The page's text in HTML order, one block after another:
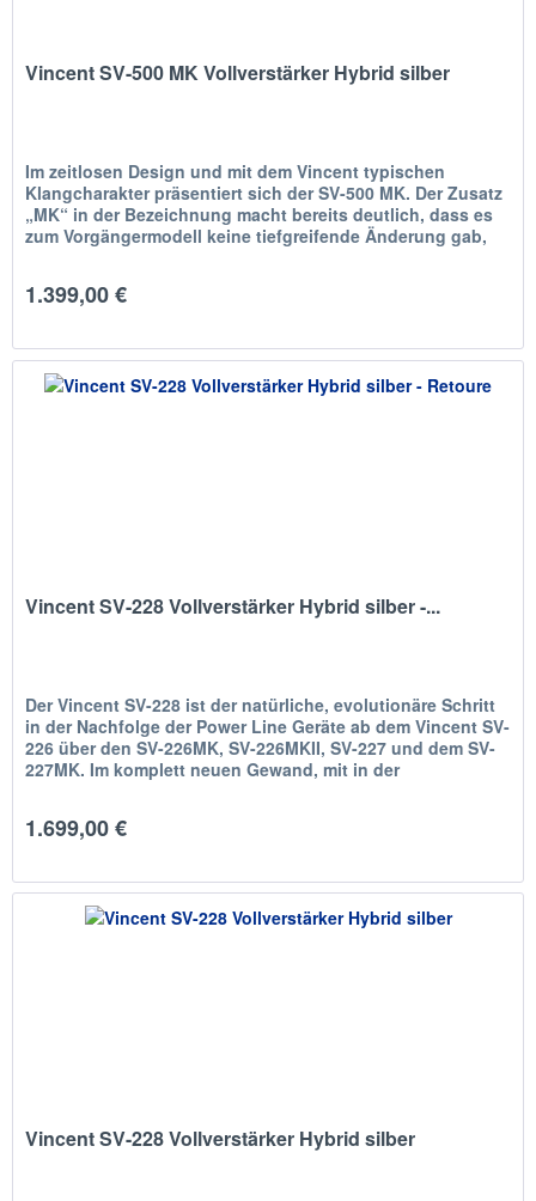
Vincent SV-500 MK Vollverstärker Hybrid silber
Im zeitlosen Design und mit dem Vincent typischen
Klangcharakter präsentiert sich der SV-500 MK. Der Zusatz
„MK“ in der Bezeichnung macht bereits deutlich, dass es
zum Vorgängermodell keine tiefgreifende Änderung gab,
1.399,00 €
Vincent SV-228 Vollverstärker Hybrid silber -...
Der Vincent SV-228 ist der natürliche, evolutionäre Schritt
in der Nachfolge der Power Line Geräte ab dem Vincent SV-
226 über den SV-226MK, SV-226MKII, SV-227 und dem SV-
227MK. Im komplett neuen Gewand, mit in der
1.699,00 €
Vincent SV-228 Vollverstärker Hybrid silber